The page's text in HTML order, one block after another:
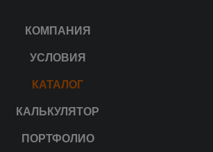
КОМПАНИЯ
УСЛОВИЯ
КАТАЛОГ
КАЛЬКУЛЯТОР
ПОРТФОЛИО